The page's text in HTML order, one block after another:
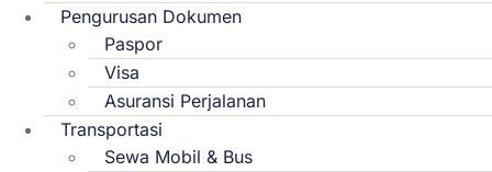
Pengurusan Dokumen
Paspor
Visa
Asuransi Perjalanan
Transportasi
Sewa Mobil & Bus